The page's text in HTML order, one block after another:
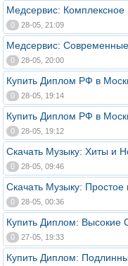
Медсервис:
0 28-05, 21:09
Медсервис:
0 28-05, 20:00
Купить Диплом РФ в
0 28-05, 19:14
Купить Диплом РФ в
0 28-05, 19:12
Скачать Музыку: Хиты и
0 28-05, 09:46
Скачать Музыку:
0 28-05, 00:36
Купить Диплом: Высокие
0 27-05, 19:33
Купить Диплом: